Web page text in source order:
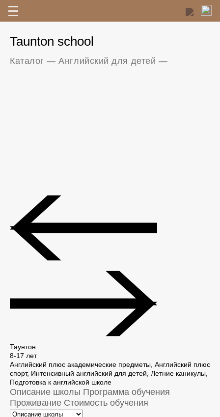
Taunton school
Каталог —Английский для детей —
Таунтон
8-17 лет
Английский плюс академические предметы, Английский плюс
спорт, Интенсивный английский для детей, Летние каникулы,
Подготовка к английской школе
Описание школы Программа обучения
Проживание Стоимость обучения